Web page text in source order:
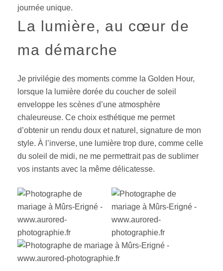
journée unique.
La lumière, au cœur de
ma démarche
Je privilégie des moments comme la Golden Hour,
lorsque la lumière dorée du coucher de soleil
enveloppe les scènes d’une atmosphère
chaleureuse. Ce choix esthétique me permet
d’obtenir un rendu doux et naturel, signature de mon
style. À l’inverse, une lumière trop dure, comme celle
du soleil de midi, ne me permettrait pas de sublimer
vos instants avec la même délicatesse.